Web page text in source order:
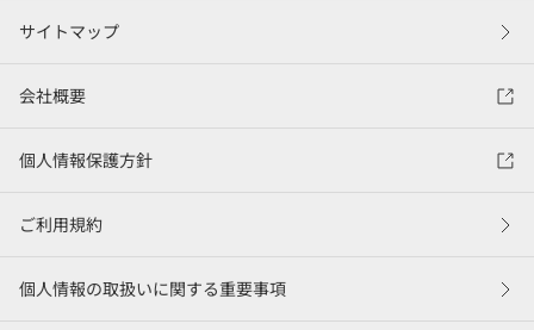
サイトマップ
会社概要
個人情報保護方針
ご利用規約
個人情報の取扱いに関する重要事項